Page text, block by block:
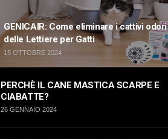
GENICAIR: Come eliminare i cattivi odori
delle Lettiere per Gatti
15 OTTOBRE 2024
PERCHÈ IL CANE MASTICA SCARPE E
CIABATTE?
26 GENNAIO 2024